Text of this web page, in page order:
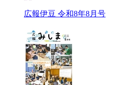
広報伊豆 令和8年8月号